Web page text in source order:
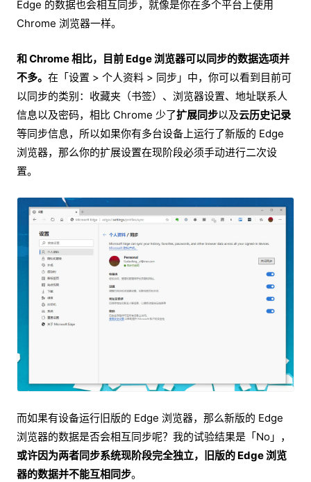
Edge 的数据也会相互同步，就像是你在多个平台上使用
Chrome 浏览器一样。
和 Chrome 相比，目前 Edge 浏览器可以同步的数据选项并
不多。 在「设置 > 个人资料 > 同步」中，你可以看到目前可
以同步的类别：收藏夹（书签）、浏览器设置、地址联系人
信息以及密码，相比 Chrome 少了扩展同步以及云历史记录
等同步信息，所以如果你有多台设备上运行了新版的 Edge
浏览器，那么你的扩展设置在现阶段必须手动进行二次设
置。
而如果有设备运行旧版的 Edge 浏览器，那么新版的 Edge
浏览器的数据是否会相互同步呢？我的试验结果是「No」，
或许因为两者同步系统现阶段完全独立，旧版的 Edge 浏览
器的数据并不能互相同步。